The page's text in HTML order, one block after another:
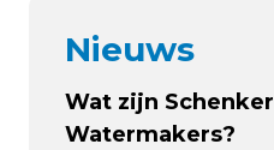
Nieuws
Wat zijn Schenker
Watermakers?